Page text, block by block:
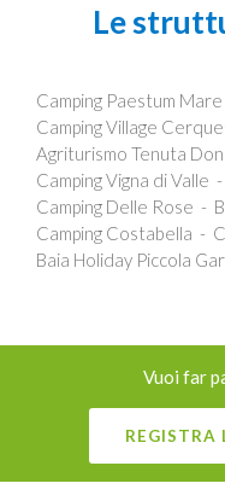
Le
Camping Paestum
Camping Village
Agriturismo Tenuta
Camping Vigna di Valle
Camping Delle Rose
Camping Costabella
Baia Holiday Piccola
Vuoi far